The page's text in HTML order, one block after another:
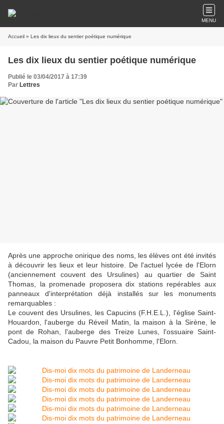
MENU
Accueil » Les dix lieux du sentier poétique numérique
Les dix lieux du sentier poétique numérique
Publié le 03/04/2017 à 17:39
Par Lettres
Après une approche onirique des noms, les élèves ont été invités
à découvrir les lieux et leur histoire. De l'actuel lycée de l'Elorn
(anciennement couvent des Ursulines) au quartier de Saint
Thomas, la promenade proposera dix stations repérables aux
panneaux d'interprétation déjà installés sur les monuments
remarquables :
Le couvent des Ursulines, les Capucins (F.H.E.L.), l'église Saint-
Houardon, l'auberge du Réveil Matin, la maison à la Sirène, le
pont de Rohan, l'auberge des Treize Lunes, l'ossuaire Saint-
Cadou, la maison du Pauvre Petit Bonhomme, l'Elorn.